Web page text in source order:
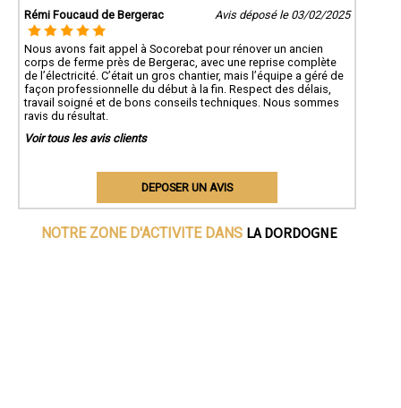
Rémi Foucaud de Bergerac
Avis déposé le 03/02/2025
Nous avons fait appel à Socorebat pour rénover un ancien
corps de ferme près de Bergerac, avec une reprise complète
de l’électricité. C’était un gros chantier, mais l’équipe a géré de
façon professionnelle du début à la fin. Respect des délais,
travail soigné et de bons conseils techniques. Nous sommes
ravis du résultat.
Voir tous les avis clients
DEPOSER UN AVIS
NOTRE ZONE D'ACTIVITE DANS LA DORDOGNE